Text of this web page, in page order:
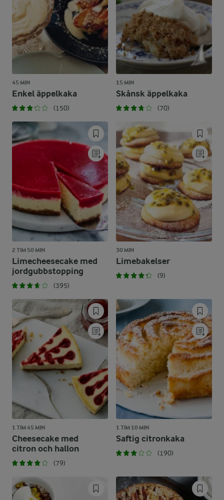
45 MIN
Enkel äppelkaka
(150)
15 MIN
Skånsk äppelkaka
(70)
2 TIM 50 MIN
Limecheesecake med
jordgubbstopping
(395)
30 MIN
Limebakelser
(9)
1 TIM 45 MIN
Cheesecake med
citron och hallon
(79)
1 TIM 10 MIN
Saftig citronkaka
(190)